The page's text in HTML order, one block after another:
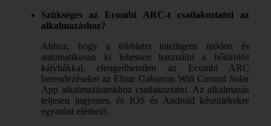
Szükséges az Ecombi ARC-t csatlakoztatni az
alkalmazáshoz?
Ahhoz, hogy a többletet intelligens módon és
automatikusan ki lehessen használni a hőtárolós
kályhákkal, elengedhetetlen az Ecombi ARC
berendezéseket az Elnur Gabarron Wifi Control Solar
App alkalmazásunkhoz csatlakoztatni. Az alkalmazás
teljesen ingyenes, és IOS és Android készülékekre
egyaránt elérhető.